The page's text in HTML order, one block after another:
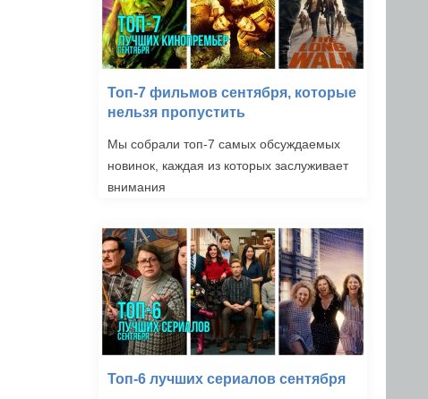
Топ-7 фильмов сентября, которые
нельзя пропустить
Мы собрали топ-7 самых обсуждаемых
новинок, каждая из которых заслуживает
внимания
Топ-6 лучших сериалов сентября